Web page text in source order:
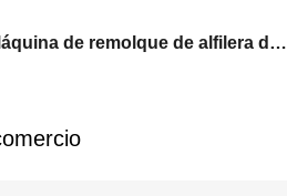
Máquina de remolque de alfilera de alambre plano